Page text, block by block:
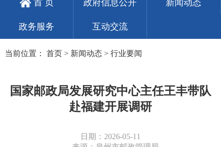
首 页 政府信息公开 新闻动态
政务服务 互动交流
当前位置： 首页 > 新闻动态 > 行业要闻
国家邮政局发展研究中心主任王丰带队
赴福建开展调研
日期：2026-05-11